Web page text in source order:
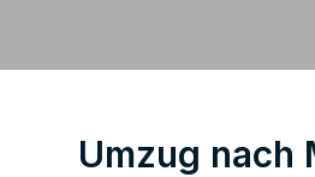
Umzug nach